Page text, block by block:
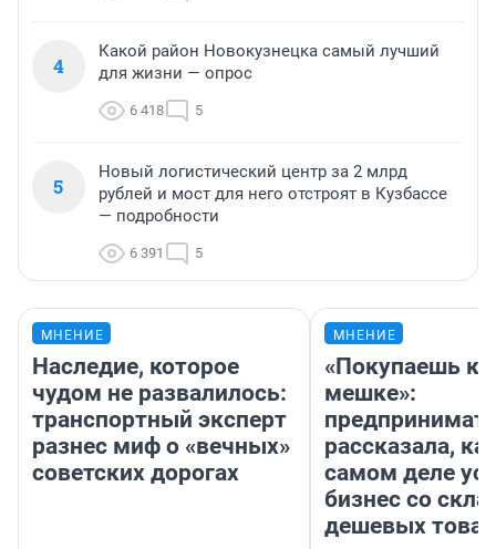
4
Какой район Новокузнецка самый лучший
для жизни — опрос
6 418 5
5
Новый логистический центр за 2 млрд
рублей и мост для него отстроят в Кузбассе
— подробности
6 391 5
МНЕНИЕ
Наследие, которое
чудом не развалилось:
транспортный эксперт
разнес миф о «вечных»
советских дорогах
МНЕНИЕ
«Покупаешь
мешке»:
рассказала,
самом деле
бизнес со
дешевых